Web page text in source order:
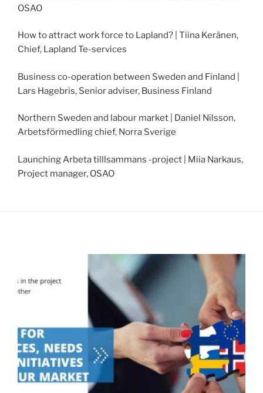
OSAO
How to attract work force to Lapland? | Tiina Keränen,
Chief, Lapland Te-services
Business co-operation between Sweden and Finland |
Lars Hagebris, Senior adviser, Business Finland
Northern Sweden and labour market | Daniel Nilsson,
Arbetsförmedling chief, Norra Sverige
Launching Arbeta tilllsammans -project | Miia Narkaus,
Project manager, OSAO